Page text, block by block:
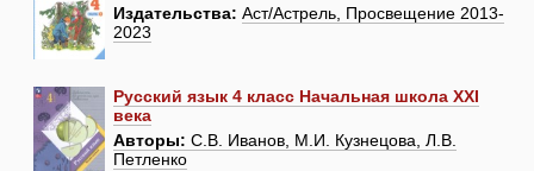
Издательства: Аст/Астрель, Просвещение 2013-
2023
Русский язык 4 класс Начальная школа XXI
века
Авторы: С.В. Иванов, М.И. Кузнецова, Л.В.
Петленко